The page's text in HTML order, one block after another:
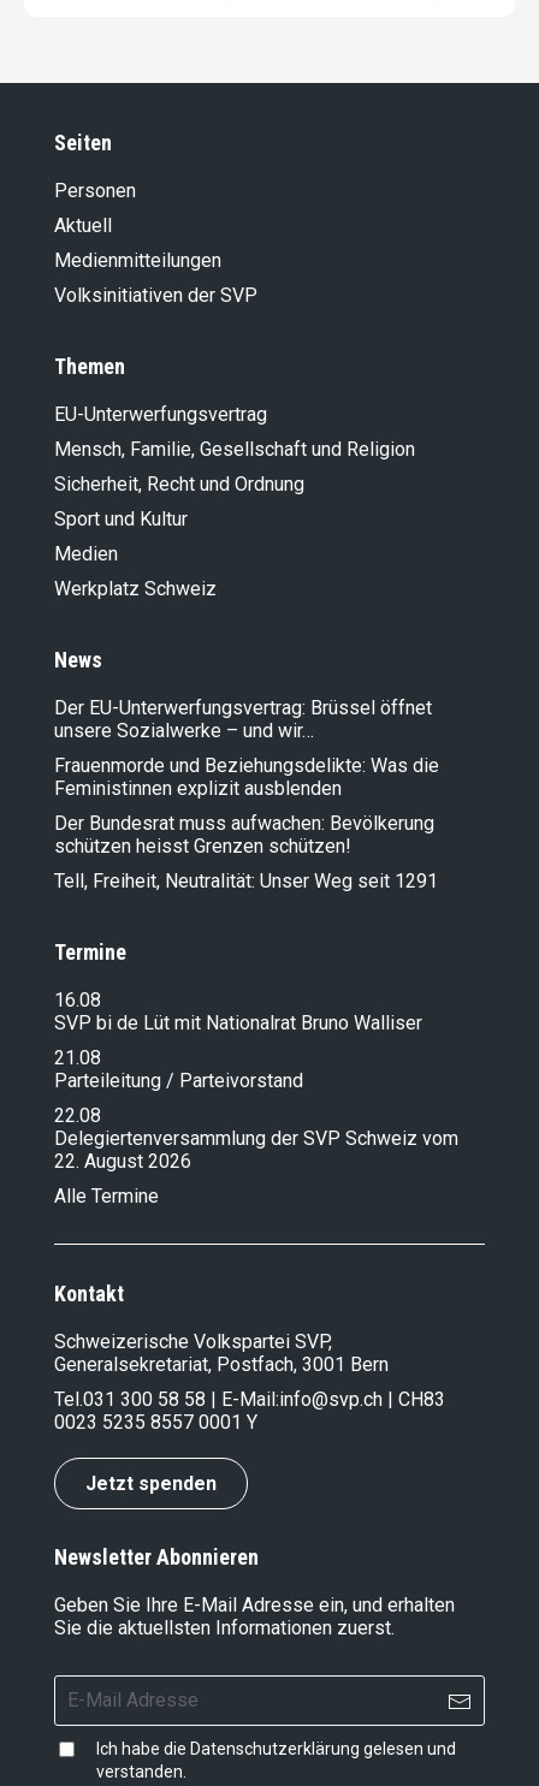
Seiten
Personen
Aktuell
Medienmitteilungen
Volksinitiativen der SVP
Themen
EU-Unterwerfungsvertrag
Mensch, Familie, Gesellschaft und Religion
Sicherheit, Recht und Ordnung
Sport und Kultur
Medien
Werkplatz Schweiz
News
Der EU-Unterwerfungsvertrag: Brüssel öffnet
unsere Sozialwerke – und wir…
Frauenmorde und Beziehungsdelikte: Was die
Feministinnen explizit ausblenden
Der Bundesrat muss aufwachen: Bevölkerung
schützen heisst Grenzen schützen!
Tell, Freiheit, Neutralität: Unser Weg seit 1291
Termine
16.08
SVP bi de Lüt mit Nationalrat Bruno Walliser
21.08
Parteileitung / Parteivorstand
22.08
Delegiertenversammlung der SVP Schweiz vom
22. August 2026
Alle Termine
Kontakt
Schweizerische Volkspartei SVP,
Generalsekretariat, Postfach, 3001 Bern
Tel.031 300 58 58 | E-Mail:info@svp.ch | CH83
0023 5235 8557 0001 Y
Jetzt spenden
Newsletter Abonnieren
Geben Sie Ihre E-Mail Adresse ein, und erhalten
Sie die aktuellsten Informationen zuerst.
Ich habe die Datenschutzerklärung gelesen und
verstanden.